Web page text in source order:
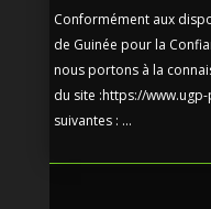
Conformément aux
de Guinée pour la
nous portons à la
du site :https://
suivantes : ...